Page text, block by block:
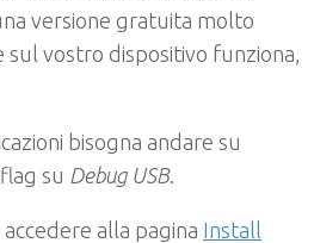
versione gratuita molto
sul vostro dispositivo funziona,
bisogna andare su
su Debug USB.
alla pagina Install